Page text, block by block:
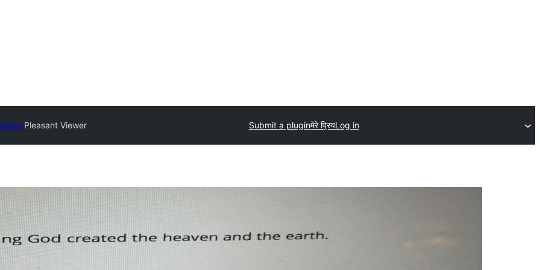
Pleasant Viewer Submit a pluginमेरे प्रियLog in